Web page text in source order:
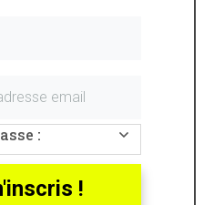
deBaudelaire
:
!